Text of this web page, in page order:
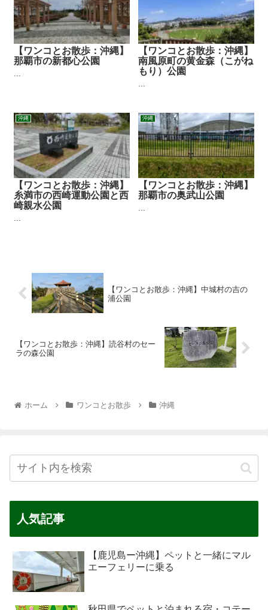
【ワンコとお散歩：沖縄】
那覇市の新都心公園
...
【ワンコとお散歩：沖縄】
南風原町の黄金森（こがね
もり）公園
...
沖縄
【ワンコとお散歩：沖縄】
糸満市の西崎運動公園と西
崎親水公園
沖縄
【ワンコとお散歩：沖縄】
那覇市の奥武山公園
【ワンコとお散歩：沖縄】中城村の吉の
浦公園
【ワンコとお散歩：沖縄】読谷村のセー
ラの森公園
ホーム ワンコとお散歩 沖縄
人気記事
【鹿児島ー沖縄】ペットと一緒にマル
エーフェリーに乗る